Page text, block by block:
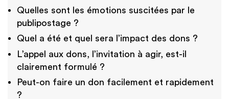
Quelles sont les émotions suscitées par le
publipostage ?
Quel a été et quel sera l’impact des dons ?
L’appel aux dons, l’invitation à agir, est-il
clairement formulé ?
Peut-on faire un don facilement et rapidement
?